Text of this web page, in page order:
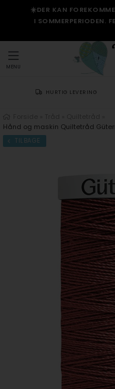
☀️DER KAN
I SOMMERPERIODEN.
MENU
HURTIG LEVERING
Hånd og maskin Quiltetråd
TILBAGE